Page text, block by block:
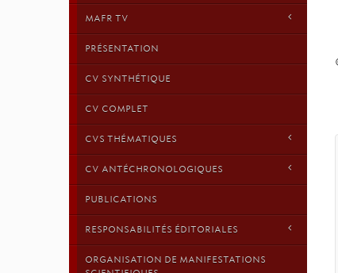
MAFR TV
PRÉSENTATION
CV SYNTHÉTIQUE
CV COMPLET
CVS THÉMATIQUES
CV ANTÉCHRONOLOGIQUES
PUBLICATIONS
RESPONSABILITÉS ÉDITORIALES
ORGANISATION DE MANIFESTATIONS